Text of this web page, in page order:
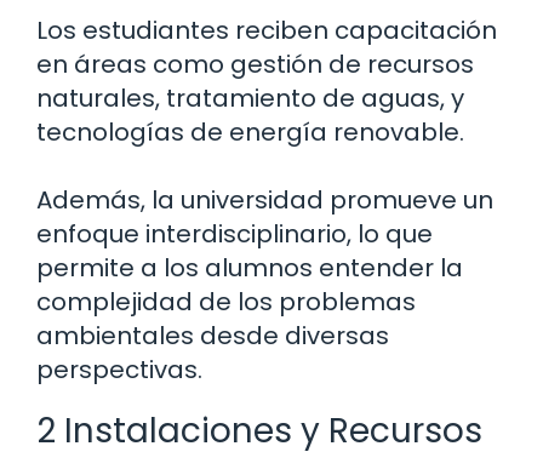
Los estudiantes reciben capacitación
en áreas como gestión de recursos
naturales, tratamiento de aguas, y
tecnologías de energía renovable.
Además, la universidad promueve un
enfoque interdisciplinario, lo que
permite a los alumnos entender la
complejidad de los problemas
ambientales desde diversas
perspectivas.
2 Instalaciones y Recursos